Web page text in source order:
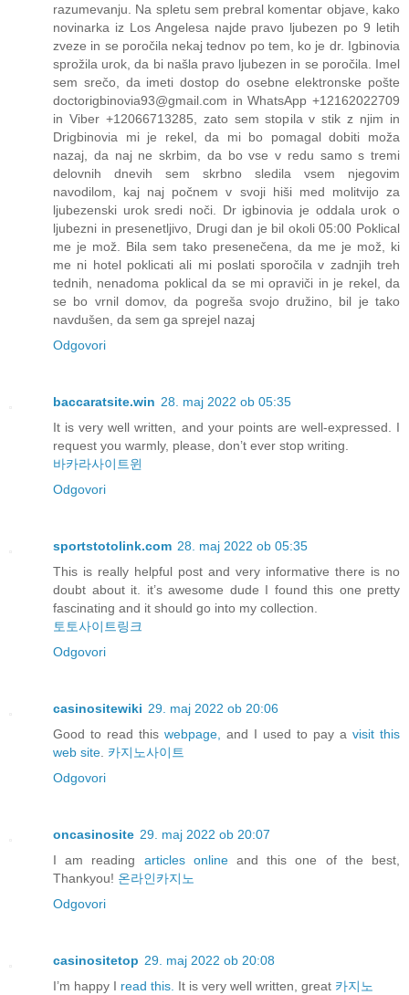
razumevanju. Na spletu sem prebral komentar objave, kako
novinarka iz Los Angelesa najde pravo ljubezen po 9 letih
zveze in se poročila nekaj tednov po tem, ko je dr. Igbinovia
sprožila urok, da bi našla pravo ljubezen in se poročila. Imel
sem srečo, da imeti dostop do osebne elektronske pošte
doctorigbinovia93@gmail.com in WhatsApp +12162022709
in Viber +12066713285, zato sem stopila v stik z njim in
Drigbinovia mi je rekel, da mi bo pomagal dobiti moža
nazaj, da naj ne skrbim, da bo vse v redu samo s tremi
delovnih dnevih sem skrbno sledila vsem njegovim
navodilom, kaj naj počnem v svoji hiši med molitvijo za
ljubezenski urok sredi noči. Dr igbinovia je oddala urok o
ljubezni in presenetljivo, Drugi dan je bil okoli 05:00 Poklical
me je mož. Bila sem tako presenečena, da me je mož, ki
me ni hotel poklicati ali mi poslati sporočila v zadnjih treh
tednih, nenadoma poklical da se mi opraviči in je rekel, da
se bo vrnil domov, da pogreša svojo družino, bil je tako
navdušen, da sem ga sprejel nazaj
Odgovori
baccaratsite.win 28. maj 2022 ob 05:35
It is very well written, and your points are well-expressed. I
request you warmly, please, don’t ever stop writing.
바카라사이트윈
Odgovori
sportstotolink.com 28. maj 2022 ob 05:35
This is really helpful post and very informative there is no
doubt about it. it’s awesome dude I found this one pretty
fascinating and it should go into my collection.
토토사이트링크
Odgovori
casinositewiki 29. maj 2022 ob 20:06
Good to read this webpage, and I used to pay a visit this
web site 카지노사이트
Odgovori
oncasinosite 29. maj 2022 ob 20:07
I am reading articles onlineand this one of the best,
Thankyou! 온라인카지노
Odgovori
casinositetop 29. maj 2022 ob 20:08
I’m happy I read this. It is very well written, great 카지노